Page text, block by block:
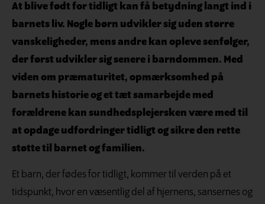
At blive født for tidligt kan få betydning langt ind i
barnets liv. Nogle børn udvikler sig uden større
vanskeligheder, mens andre kan opleve senfølger,
der først udvikler sig senere i barndommen. Med
viden om præmaturitet, opmærksomhed på
barnets historie og et tæt samarbejde med
forældrene kan sundhedsplejersken være med til
at opdage udfordringer tidligt og sikre den rette
støtte til barnet og familien.
Et barn, der fødes for tidligt, kommer til verden på et
tidspunkt, hvor en væsentlig del af hjernens, sansernes og